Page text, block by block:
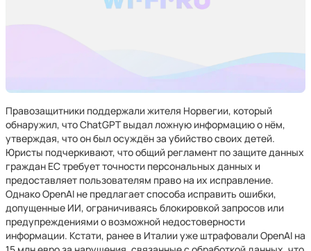
Правозащитники поддержали жителя Норвегии, который
обнаружил, что ChatGPT выдал ложную информацию о нём,
утверждая, что он был осуждён за убийство своих детей.
Юристы подчеркивают, что общий регламент по защите данных
граждан ЕС требует точности персональных данных и
предоставляет пользователям право на их исправление.
Однако OpenAI не предлагает способа исправить ошибки,
допущенные ИИ, ограничиваясь блокировкой запросов или
предупреждениями о возможной недостоверности
информации. Кстати, ранее в Италии уже штрафовали OpenAI на